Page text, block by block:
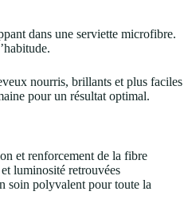
dans une serviette microfibre.
nourris, brillants et plus faciles
pour un résultat optimal.
et renforcement de la fibre
luminosité retrouvées
soin polyvalent pour toute la